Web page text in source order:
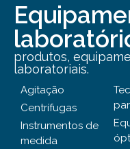
produtos,
laboratoriais.
Agitação
Centrífugas
Instrumentos de
medida